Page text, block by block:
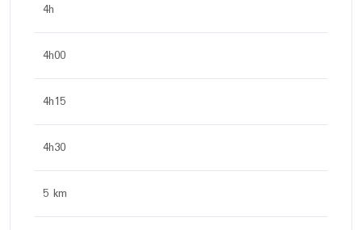
4h
4h00
4h15
4h30
5 km